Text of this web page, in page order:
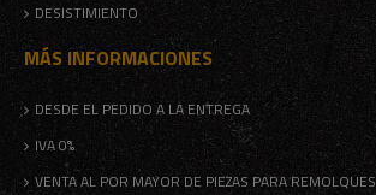
DESISTIMIENTO
MÁS INFORMACIONES
DESDE EL PEDIDO A LA ENTREGA
IVA 0%
VENTA AL POR MAYOR DE PIEZAS PARA REMOLQUES